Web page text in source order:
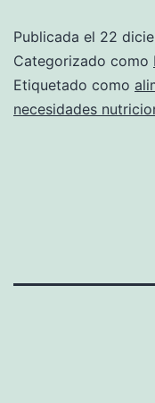
los
niños
Publicada el 22
Categorizado como
Etiquetado como
necesidades